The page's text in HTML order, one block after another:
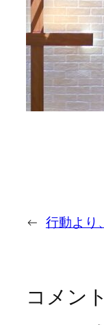
← 行動より
コメント